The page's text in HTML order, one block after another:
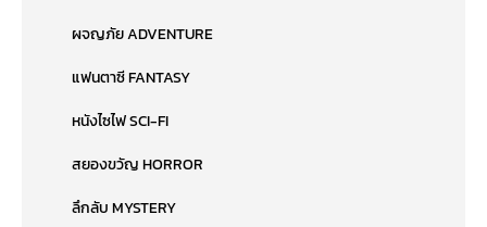
ผจญภัย ADVENTURE
แฟนตาซี FANTASY
หนังไซไฟ SCI-FI
สยองขวัญ HORROR
ลึกลับ MYSTERY